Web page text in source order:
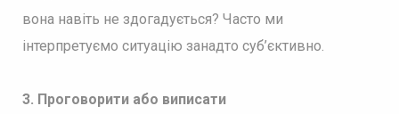
вона навіть не здогадується? Часто ми
інтерпретуємо ситуацію занадто суб’єктивно.
3. Проговорити або виписати